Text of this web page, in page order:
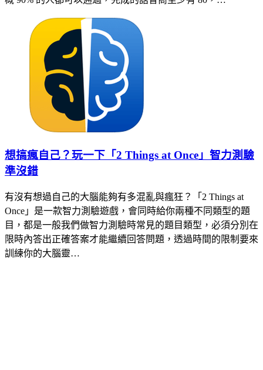
想搞瘋自己？玩一下「2 Things at Once」智力測驗
準沒錯
有沒有想過自己的大腦能夠有多混亂與瘋狂？「2 Things at
Once」是一款智力測驗遊戲，會同時給你兩種不同類型的題
目，都是一般我們做智力測驗時常見的題目類型，必須分別在
限時內答出正確答案才能繼續回答問題，透過時間的限制要來
訓練你的大腦靈…